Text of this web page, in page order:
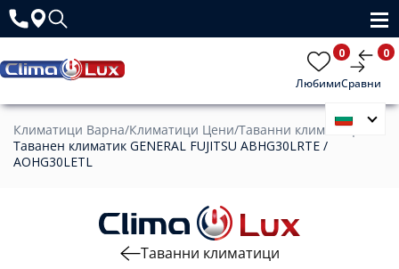
Любими
0
Сравни
0
Климатици Варна/Климатици Цени/Таванни климатици
Таванен климатик GENERAL FUJITSU ABHG30LRTE /
AOHG30LETL
Таванни климатици